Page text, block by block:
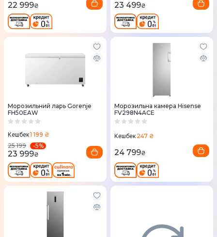
22 999₴ 23 499₴
Морозильний ларь Gorenje
FH50EAW
Кешбек1 199 ₴
25 199
-5%
23 999₴
Морозильна камера Hisense
FV298N4ACE
Кешбек 247 ₴
24 799₴